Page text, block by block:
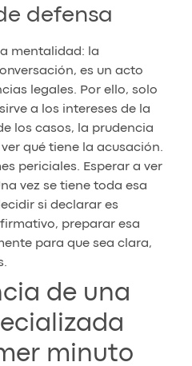
defensa
mentalidad: la
es un acto
legales. Por ello, solo
a los intereses de la
los casos, la prudencia
qué tiene la acusación.
periciales. Esperar a ver
vez se tiene toda esa
si declarar es
preparar esa
para que sea clara,
de una
minuto